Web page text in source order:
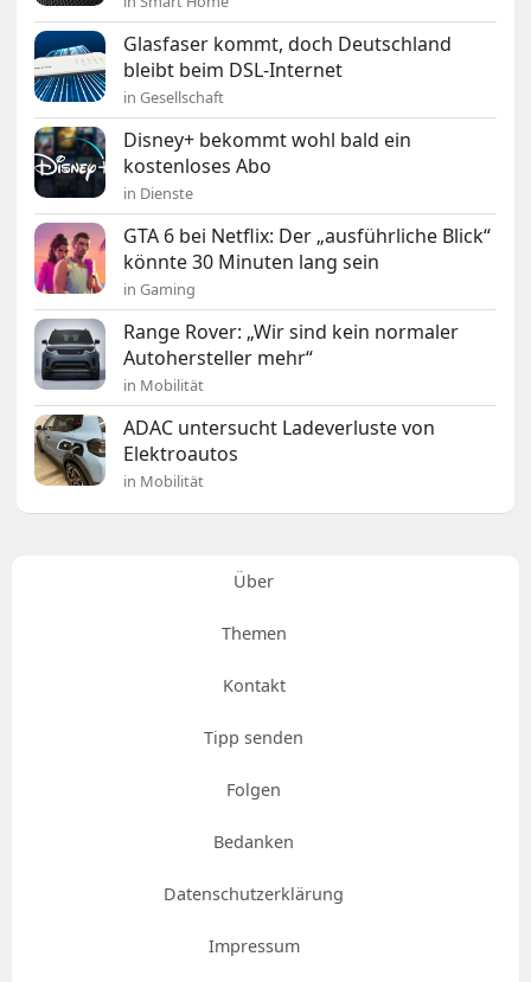
Glasfaser kommt, doch Deutschland
bleibt beim DSL-Internet
in Gesellschaft
Disney+ bekommt wohl bald ein
kostenloses Abo
in Dienste
GTA 6 bei Netflix: Der „ausführliche Blick“
könnte 30 Minuten lang sein
in Gaming
Range Rover: „Wir sind kein normaler
Autohersteller mehr“
in Mobilität
ADAC untersucht Ladeverluste von
Elektroautos
in Mobilität
Über
Themen
Kontakt
Tipp senden
Folgen
Bedanken
Datenschutzerklärung
Impressum